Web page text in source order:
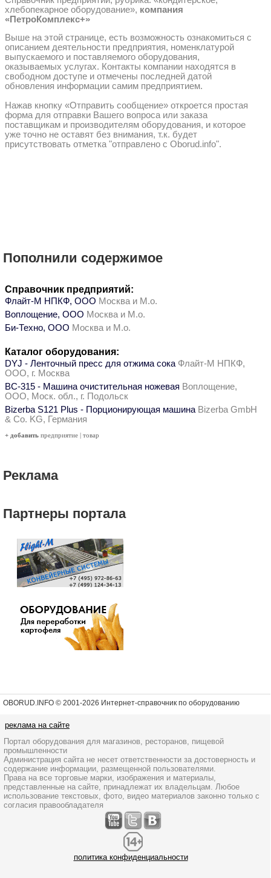
хлебопекарное оборудование», компания
«ПетроКомплекс+»
Выше на этой странице, есть возможность ознакомиться с
описанием деятельности предприятия, номенклатурой
выпускаемого и поставляемого оборудования,
оказываемых услугах. Контакты компании находятся в
свободном доступе и отмечены последней датой
обновления информации самим предприятием.
Нажав кнопку «Отправить сообщение» откроется простая
форма для отправки Вашего вопроса или заказа
поставщикам и производителям оборудования, и которое
уже точно не оставят без внимания, т.к. будет
присутствовать отметка "отправлено с Oborud.info".
Пополнили содержимое
Справочник предприятий:
Флайт-М НПКФ, ООО Москва и М.о.
Воплощение, ООО Москва и М.о.
Би-Техно, ООО Москва и М.о.
Каталог оборудования:
DYJ - Ленточный пресс для отжима сока Флайт-М НПКФ,
ООО, г. Москва
ВС-315 - Машина очистительная ножевая Воплощение,
ООО, Моск. обл., г. Подольск
Bizerba S121 Plus - Порционирующая машина Bizerba GmbH
& Co. KG, Германия
+ добавить предприятие | товар
Реклама
Партнеры портала
OBORUD.INFO © 2001-2026 Интернет-справочник по оборудованию
реклама на сайте
Портал оборудования для магазинов, ресторанов, пищевой
промышленности
Администрация сайта не несет ответственности за достоверность и
содержание информации, размещенной пользователями.
Права на все торговые марки, изображения и материалы,
представленные на сайте, принадлежат их владельцам. Любое
использование текстовых, фото, видео материалов законно только с
согласия правообладателя
политика конфиденциальности